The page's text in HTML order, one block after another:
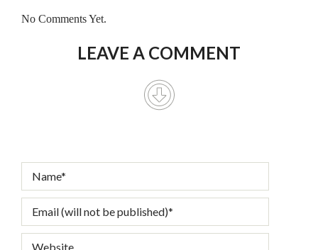
No Comments Yet.
LEAVE A COMMENT